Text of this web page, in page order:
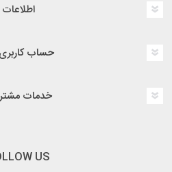
اطلاعات
حساب
خدمات
US